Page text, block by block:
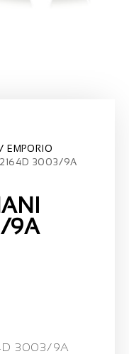
EMPORIO
3003/9A
9A
3003/9A